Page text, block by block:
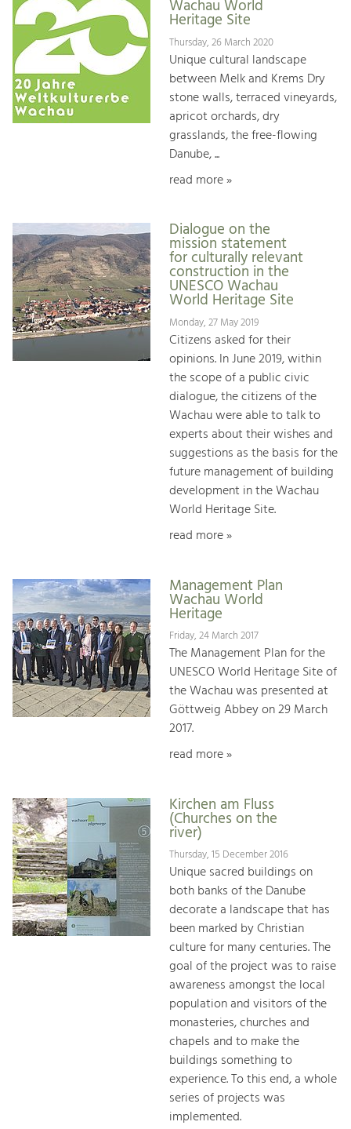
Wachau World
Heritage Site
Thursday, 26 March 2020
Unique cultural landscape
between Melk and Krems Dry
stone walls, terraced vineyards,
apricot orchards, dry
grasslands, the free-flowing
Danube, ...
read more »
Dialogue on the
mission statement
for culturally relevant
construction in the
UNESCO Wachau
World Heritage Site
Monday, 27 May 2019
Citizens asked for their
opinions. In June 2019, within
the scope of a public civic
dialogue, the citizens of the
Wachau were able to talk to
experts about their wishes and
suggestions as the basis for the
future management of building
development in the Wachau
World Heritage Site.
read more »
Management Plan
Wachau World
Heritage
Friday, 24 March 2017
The Management Plan for the
UNESCO World Heritage Site of
the Wachau was presented at
Göttweig Abbey on 29 March
2017.
read more »
Kirchen am Fluss
(Churches on the
river)
Thursday, 15 December 2016
Unique sacred buildings on
both banks of the Danube
decorate a landscape that has
been marked by Christian
culture for many centuries. The
goal of the project was to raise
awareness amongst the local
population and visitors of the
monasteries, churches and
chapels and to make the
buildings something to
experience. To this end, a whole
series of projects was
implemented.